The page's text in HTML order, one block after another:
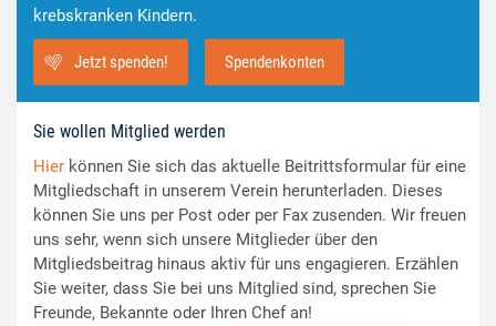
krebskranken Kindern.
Jetzt spenden! Spendenkonten
Sie wollen Mitglied werden
Hier können Sie sich das aktuelle Beitrittsformular für eine
Mitgliedschaft in unserem Verein herunterladen. Dieses
können Sie uns per Post oder per Fax zusenden. Wir freuen
uns sehr, wenn sich unsere Mitglieder über den
Mitgliedsbeitrag hinaus aktiv für uns engagieren. Erzählen
Sie weiter, dass Sie bei uns Mitglied sind, sprechen Sie
Freunde, Bekannte oder Ihren Chef an!